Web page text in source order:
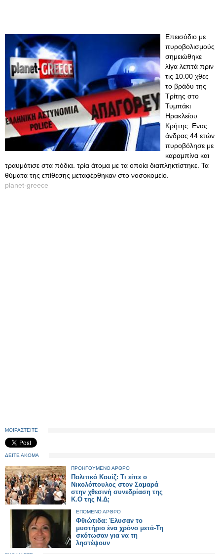
Επεισόδιο με
πυροβολισμούς
σημειώθηκε
λίγα λεπτά πριν
τις 10.00 χθες
το βράδυ της
Τρίτης στο
Τυμπάκι
Ηρακλείου
Κρήτης. Ενας
άνδρας 44 ετών
πυροβόλησε με
καραμπίνα και
τραυμάτισε στα πόδια. τρία άτομα με τα οποία διαπληκτίστηκε. Τα
θύματα της επίθεσης μεταφέρθηκαν στο νοσοκομείο.
planet-greece
ΜΟΙΡΑΣΤΕΙΤΕ
ΔΕΙΤΕ ΑΚΟΜΑ
ΠΡΟΗΓΟΥΜΕΝΟ ΑΡΘΡΟ
Πολιτικό Κουίζ: Τι είπε ο
Νικολόπουλος στον Σαμαρά
στην χθεσινή συνεδρίαση της
Κ.Ο της Ν.Δ;
ΕΠΟΜΕΝΟ ΑΡΘΡΟ
Φθιώτιδα: Έλυσαν το
μυστήριο ένα χρόνο μετά-Τη
σκότωσαν για να τη
ληστέψουν